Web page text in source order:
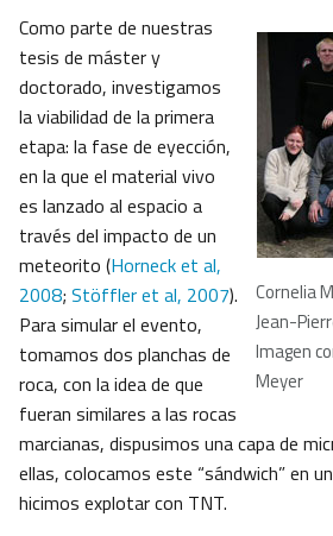
Cornelia
Jean-
Imagen
Meyer
Como parte de nuestras
tesis de máster y
doctorado, investigamos
la viabilidad de la primera
etapa: la fase de eyección,
en la que el material vivo
es lanzado al espacio a
través del impacto de un
meteorito (Horneck et al,
2008; Stöffler et al, 2007).
Para simular el evento,
tomamos dos planchas de
roca, con la idea de que
fueran similares a las rocas
marcianas, dispusimos una capa de
ellas, colocamos este “sándwich” en
hicimos explotar con TNT.